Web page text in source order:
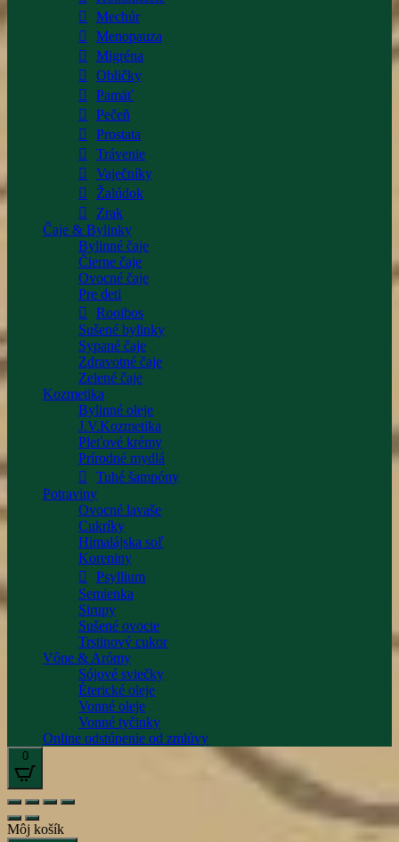
Mechúr
Menopauza
Migréna
Obličky
Pamäť
Pečeň
Prostata
Trávenie
Vaječníky
Žalúdok
Zrak
Čaje & Bylinky
Bylinné čaje
Čierne čaje
Ovocné čaje
Pre deti
Rooibos
Sušené bylinky
Sypané čaje
Zdravotné čaje
Zelené čaje
Kozmetika
Bylinné oleje
J.V.Kozmetika
Pleťové krémy
Prírodné mydlá
Tuhé šampóny
Potraviny
Ovocné lavaše
Cukríky
Himalájska soľ
Koreniny
Psyllium
Semienka
Sirupy
Sušené ovocie
Trstinový cukor
Vône & Arómy
Sójové sviečky
Éterické oleje
Vonné oleje
Vonné tyčinky
Online odstúpenie od zmlúvy
0
Môj košík